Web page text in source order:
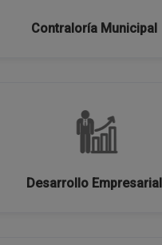
Contraloría Municipal
Desarrollo Empresarial